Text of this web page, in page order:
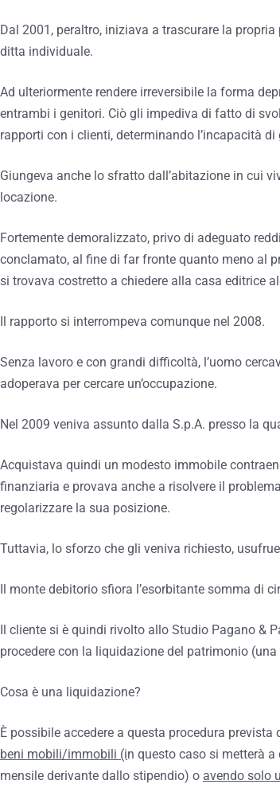
Dal 2001, peraltro, iniziava a trascurare la
ditta individuale.
Ad ulteriormente rendere irreversibile la forma
entrambi i genitori. Ciò gli impediva di fatto di
rapporti con i clienti, determinando l’incapacità di
Giungeva anche lo sfratto dall’abitazione in cui
locazione.
Fortemente demoralizzato, privo di adeguato
conclamato, al fine di far fronte quanto meno al
si trovava costretto a chiedere alla casa editrice
Il rapporto si interrompeva comunque nel 2008.
Senza lavoro e con grandi difficoltà, l’uomo
adoperava per cercare un’occupazione.
Nel 2009 veniva assunto dalla S.p.A. presso la
Acquistava quindi un modesto immobile
finanziaria e provava anche a risolvere il
regolarizzare la sua posizione.
Tuttavia, lo sforzo che gli veniva richiesto,
Il monte debitorio sfiora l’esorbitante somma di
Il cliente si è quindi rivolto allo Studio Pagano &
procedere con la liquidazione del patrimonio
Cosa è una liquidazione?
È possibile accedere a questa procedura prevista
beni mobili/immobili (in questo caso si metterà
mensile derivante dallo stipendio) o avendo solo